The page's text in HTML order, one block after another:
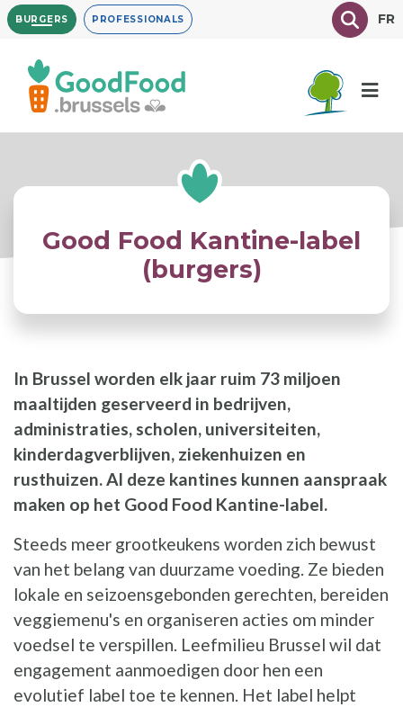
Overslaan
en
inhoud
gaan
BURGERS PROFESSIONALS TexteFR
Good Food Kantine-label
(burgers)
In Brussel worden elk jaar ruim 73 miljoen
maaltijden geserveerd in bedrijven,
administraties, scholen, universiteiten,
kinderdagverblijven, ziekenhuizen en
rusthuizen. Al deze kantines kunnen aanspraak
maken op het Good Food Kantine-label.
Steeds meer grootkeukens worden zich bewust
van het belang van duurzame voeding. Ze bieden
lokale en seizoensgebonden gerechten, bereiden
veggiemenu's en organiseren acties om minder
voedsel te verspillen. Leefmilieu Brussel wil dat
engagement aanmoedigen door hen een
evolutief label toe te kennen. Het label helpt